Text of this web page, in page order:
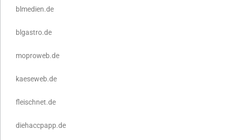
blmedien.de
blgastro.de
moproweb.de
kaeseweb.de
fleischnet.de
diehaccpapp.de